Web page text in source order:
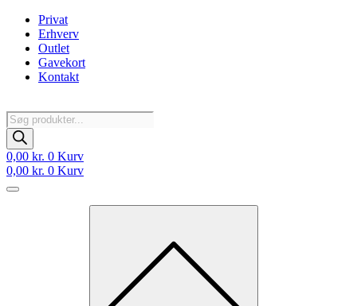
Videre
indhold
Privat
Erhverv
Outlet
Gavekort
Kontakt
Products
search
0,00 kr. 0 Kurv
0,00 kr. 0 Kurv